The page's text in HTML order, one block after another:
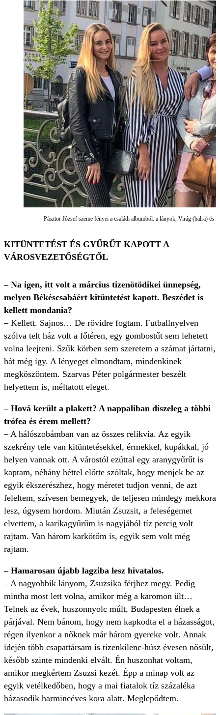
Pásztor József szeme fényei a családi albumból: a lányok, Virág (balra) és
KITÜNTETÉST ÉS GYŰRŰT KAPOTT A
VÁROSVEZETŐSÉGTŐL
– Na igen, itt volt a március tizenötödikei ünnepség,
melyen Békéscsabáért kitüntetést kapott. Beszédet is
kellett mondania?
– Kellett. Sajnos… De rövidre fogtam. Futballnyelven
szólva telt ház volt a főtéren, egy gombostűt sem lehetett
volna leejteni. Szűk körben sem szeretem a számat jártatni,
hát még így. A lényeget elmondtam, mindenkinek
megköszöntem. Szarvas Péter polgármester beszélt
helyettem is, méltatott eleget.
– Hová került a plakett? A nappaliban díszeleg a többi
trófea és érem mellett?
– A hálószobámban van az összes relikvia. Az egyik
szekrény tele van kitüntetésekkel, érmekkel, kupákkal, jó
helyen vannak ott. A várostól ezúttal egy aranygyűrűt is
kaptam, néhány héttel előtte szóltak, hogy menjek be az
egyik ékszerészhez, hogy méretet tudjon venni, de azt
feleltem, szívesen bemegyek, de teljesen mindegy mekkora
lesz, úgysem hordom. Miután Zsuzsit, a feleségemet
elvettem, a karikagyűrűm is nagyjából tíz percig volt
rajtam. Van három karkötőm is, egyik sem volt még
rajtam.
– Hamarosan újabb lagziba lesz hivatalos.
– A nagyobbik lányom, Zsuzsika férjhez megy. Pedig
mintha most lett volna, amikor még a karomon ült…
Telnek az évek, huszonnyolc múlt, Budapesten élnek a
párjával. Nem bánom, hogy nem kapkodta el a házasságot,
régen ilyenkor a nőknek már három gyereke volt. Annak
idején több csapattársam is tizenkilenc-húsz évesen nősült,
később szinte mindenki elvált. Én huszonhat voltam,
amikor megkértem Zsuzsi kezét. Épp a minap volt az
egyik vetélkedőben, hogy a mai fiatalok tíz százaléka
házasodik harmincéves kora alatt. Meglepődtem.